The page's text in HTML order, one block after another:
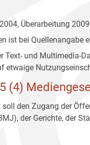
Überarbeitung
ist bei
Text- und Multimedia-
etwaige
(4)
soll den Zugang der
der Gerichte, der